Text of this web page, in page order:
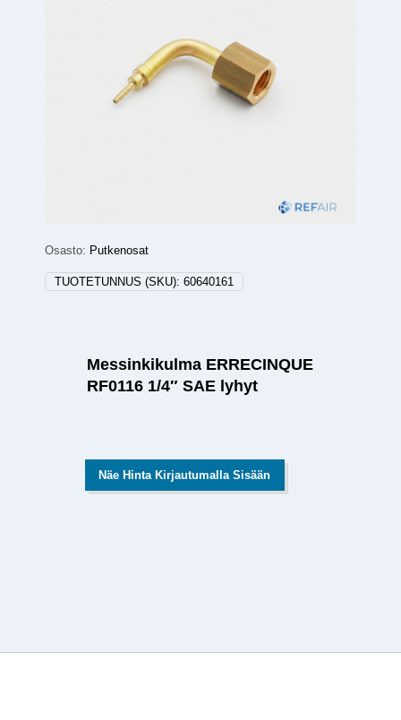
Osasto: Putkenosat
TUOTETUNNUS (SKU): 60640161
Messinkikulma ERRECINQUE
RF0116 1/4″ SAE lyhyt
Näe Hinta Kirjautumalla Sisään